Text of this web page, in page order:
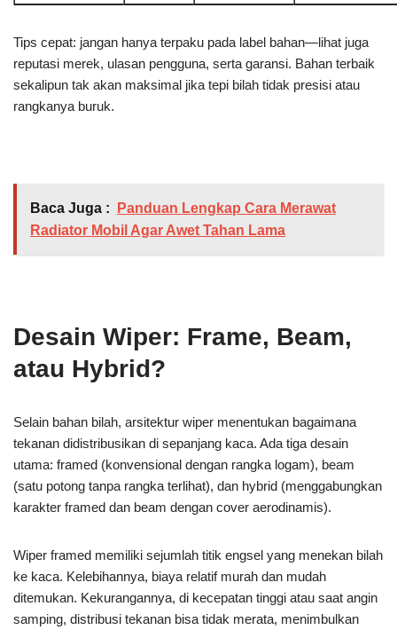
Tips cepat: jangan hanya terpaku pada label bahan—lihat juga
reputasi merek, ulasan pengguna, serta garansi. Bahan terbaik
sekalipun tak akan maksimal jika tepi bilah tidak presisi atau
rangkanya buruk.
Baca Juga :
Panduan Lengkap Cara Merawat
Radiator Mobil Agar Awet Tahan Lama
Desain Wiper: Frame, Beam,
atau Hybrid?
Selain bahan bilah, arsitektur wiper menentukan bagaimana
tekanan didistribusikan di sepanjang kaca. Ada tiga desain
utama: framed (konvensional dengan rangka logam), beam
(satu potong tanpa rangka terlihat), dan hybrid (menggabungkan
karakter framed dan beam dengan cover aerodinamis).
Wiper framed memiliki sejumlah titik engsel yang menekan bilah
ke kaca. Kelebihannya, biaya relatif murah dan mudah
ditemukan. Kekurangannya, di kecepatan tinggi atau saat angin
samping, distribusi tekanan bisa tidak merata, menimbulkan